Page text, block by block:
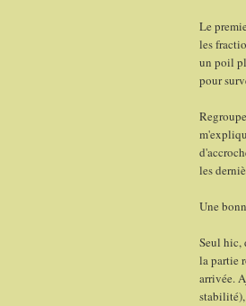
Le
les
un poil
pour
les
Une
Seul hic,
la partie
arrivée.
stabilité),